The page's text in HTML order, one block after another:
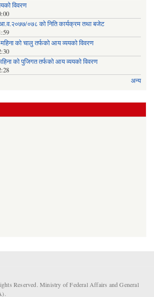
विवरण
०७८ को निति कार्यक्रम तथा बजेट
को चालु तर्फको आय व्ययको विवरण
को पुजिगत तर्फको आय व्ययको विवरण
अन्य
Reserved. Ministry of Federal Affairs and General